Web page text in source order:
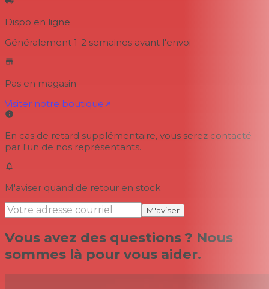
Dispo en ligne
Généralement 1-2 semaines avant l'envoi
Pas en magasin
Visiter notre boutique↗
En cas de retard supplémentaire, vous serez contacté
par l'un de nos représentants.
M'aviser quand de retour en stock
M'aviser
Vous avez des questions ? Nous
sommes là pour vous aider.